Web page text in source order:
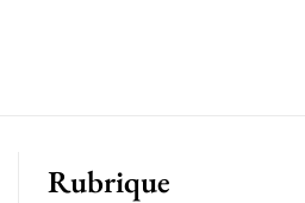
Rubrique